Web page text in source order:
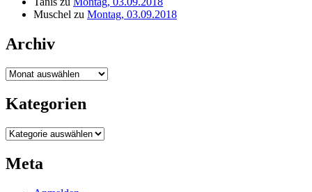
Muschel zu Montag, 03.09.2018
Archiv
Archiv
Kategorien
Kategorien
Meta